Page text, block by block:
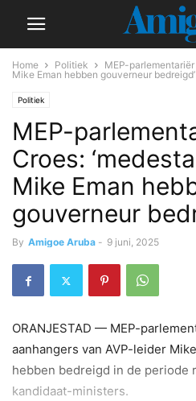
Home Politiek
MEP-
Mike Eman hebben gouverneur bedreigd’
Politiek
MEP-
Croes:
Mike Eman
gouverneur
By Amigoe Aruba - 9 juni, 2025
ORANJESTAD — MEP-
aanhangers van AVP-leider
hebben bedreigd in de periode
kandidaat-ministers.